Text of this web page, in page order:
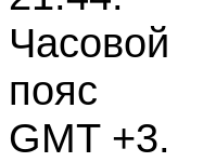
Часовой
пояс
GMT +3.